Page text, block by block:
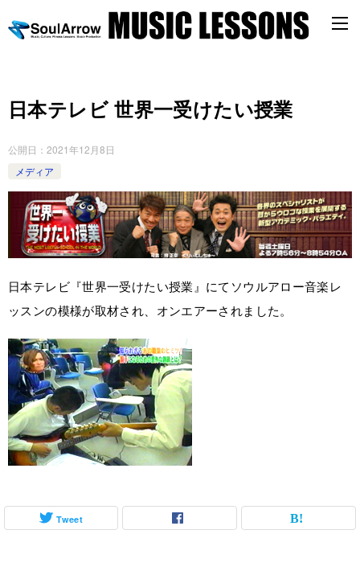
日本テレビ 世界一受けたい授業
公開日： 2021年12月8日
メディア
日本テレビ『世界一受けたい授業』にてソウルアロー音楽レ
ッスンの模様が取材され、オンエアーされました。
Tweet